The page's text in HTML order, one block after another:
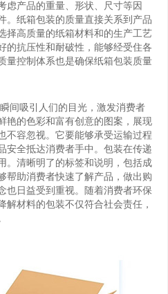
虑产品的重量、形状、尺寸等因
。纸箱包装的质量直接关系到产品
择高质量的纸箱材料和的生产工艺
的抗压性和耐破性，能够经受住各
量控制体系也是确保纸箱包装质量
间吸引人们的目光，激发消费者
艳的色彩和富有创意的图案，展现
不容忽视。它要能够承受运输过程
安全抵达消费者手中。包装在传递
。清晰明了的标签和说明，包括成
帮助消费者快速了解产品，做出购
也日益受到重视。随着消费者环保
解材料的包装不仅符合社会责任，